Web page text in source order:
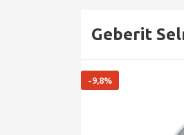
Geberit
-9,8%